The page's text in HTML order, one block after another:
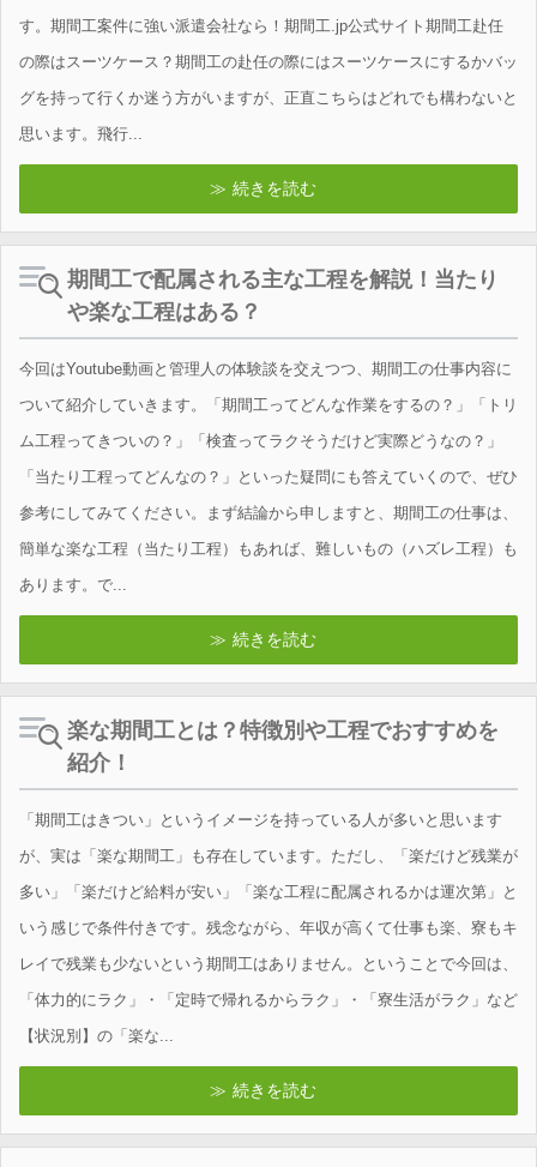
す。期間工案件に強い派遣会社なら！期間工.jp公式サイト期間工赴任
の際はスーツケース？期間工の赴任の際にはスーツケースにするかバッ
グを持って行くか迷う方がいますが、正直こちらはどれでも構わないと
思います。飛行...
続きを読む
期間工で配属される主な工程を解説！当たり
や楽な工程はある？
今回はYoutube動画と管理人の体験談を交えつつ、期間工の仕事内容に
ついて紹介していきます。「期間工ってどんな作業をするの？」「トリ
ム工程ってきついの？」「検査ってラクそうだけど実際どうなの？」
「当たり工程ってどんなの？」といった疑問にも答えていくので、ぜひ
参考にしてみてください。まず結論から申しますと、期間工の仕事は、
簡単な楽な工程（当たり工程）もあれば、難しいもの（ハズレ工程）も
あります。で...
続きを読む
楽な期間工とは？特徴別や工程でおすすめを
紹介！
「期間工はきつい」というイメージを持っている人が多いと思います
が、実は「楽な期間工」も存在しています。ただし、「楽だけど残業が
多い」「楽だけど給料が安い」「楽な工程に配属されるかは運次第」と
いう感じで条件付きです。残念ながら、年収が高くて仕事も楽、寮もキ
レイで残業も少ないという期間工はありません。ということで今回は、
「体力的にラク」・「定時で帰れるからラク」・「寮生活がラク」など
【状況別】の「楽な...
続きを読む